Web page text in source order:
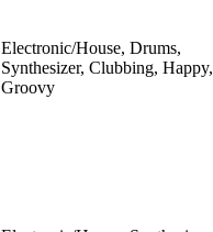
Electronic/House, Drums,
Synthesizer, Clubbing, Happy,
Groovy